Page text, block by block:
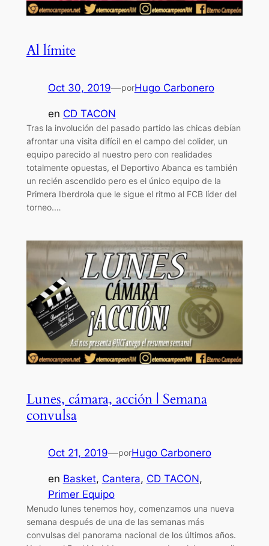
Al límite
Oct 30, 2019—porHugo Carbonero
en CD TACON
Tras la involución del pasado partido las chicas debían
afrontar una visita difícil en el campo del colider, un
equipo parecido al nuestro pero con realidades
totalmente opuestas, el Deportivo Abanca es también
un recién ascendido pero es el único equipo de la
Primera Iberdrola que le sigue el ritmo al FCB líder del
torneo.…
Lunes, cámara, acción | Semana
convulsa
Oct 21, 2019—porHugo Carbonero
en Basket, Cantera, CD TACON
Primer Equipo
Menudo lunes tenemos hoy, comenzamos una nueva
semana después de una de las semanas más
convulsas del panorama nacional de los últimos años.